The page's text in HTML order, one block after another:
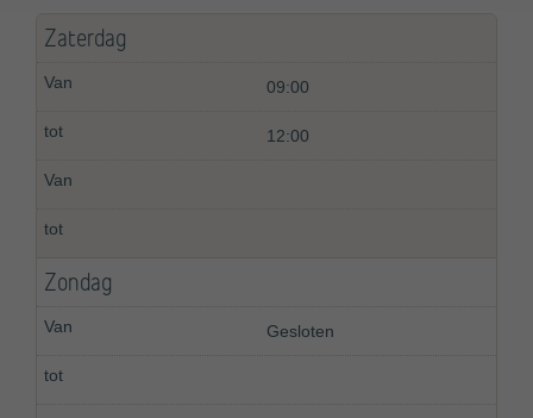
Zaterdag
09:00
12:00
Zondag
Gesloten